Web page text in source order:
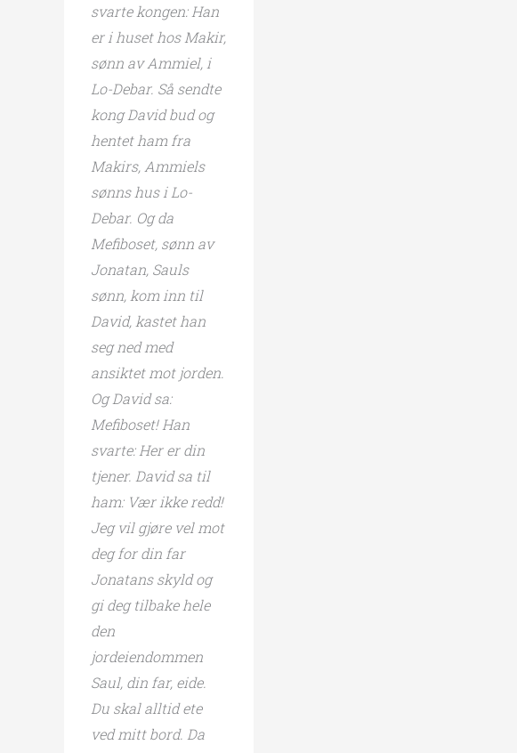
svarte kongen: Han
er i huset hos Makir,
sønn av Ammiel, i
Lo-Debar. Så sendte
kong David bud og
hentet ham fra
Makirs, Ammiels
sønns hus i Lo-
Debar. Og da
Mefiboset, sønn av
Jonatan, Sauls
sønn, kom inn til
David, kastet han
seg ned med
ansiktet mot jorden.
Og David sa:
Mefiboset! Han
svarte: Her er din
tjener. David sa til
ham: Vær ikke redd!
Jeg vil gjøre vel mot
deg for din far
Jonatans skyld og
gi deg tilbake hele
den
jordeiendommen
Saul, din far, eide.
Du skal alltid ete
ved mitt bord. Da